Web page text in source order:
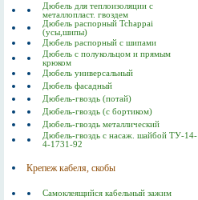
Дюбель для теплоизоляции с
металлопласт. гвоздем
Дюбель распорный Tchappai
(усы,шипы)
Дюбель распорный с шипами
Дюбель с полукольцом и прямым
крюком
Дюбель универсальный
Дюбель фасадный
Дюбель-гвоздь (потай)
Дюбель-гвоздь (с бортиком)
Дюбель-гвоздь металлический
Дюбель-гвоздь с насаж. шайбой ТУ-14-
4-1731-92
Крепеж кабеля, скобы
Самоклеящийся кабельный зажим